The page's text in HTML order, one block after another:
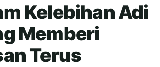
Kelebihan Adi
Memberi
Terus